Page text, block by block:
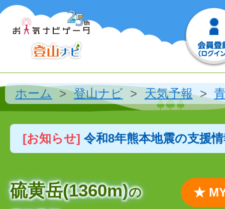
ホーム 登山ナビ 天気予報
[お知らせ] 令和8年熊本地震の支援
硫黄岳(1360m)の
★